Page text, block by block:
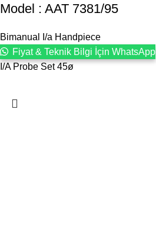
Model : AAT 7381/95
Bimanual I/a Handpiece
Fiyat & Teknik Bilgi İçin WhatsApp
I/A Probe Set 45ø